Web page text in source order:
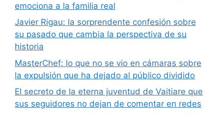
emociona a la familia real
Javier Rigau: la sorprendente confesión sobre
su pasado que cambia la perspectiva de su
historia
MasterChef: lo que no se vio en cámaras sobre
la expulsión que ha dejado al público dividido
El secreto de la eterna juventud de Vaitiare que
sus seguidores no dejan de comentar en redes